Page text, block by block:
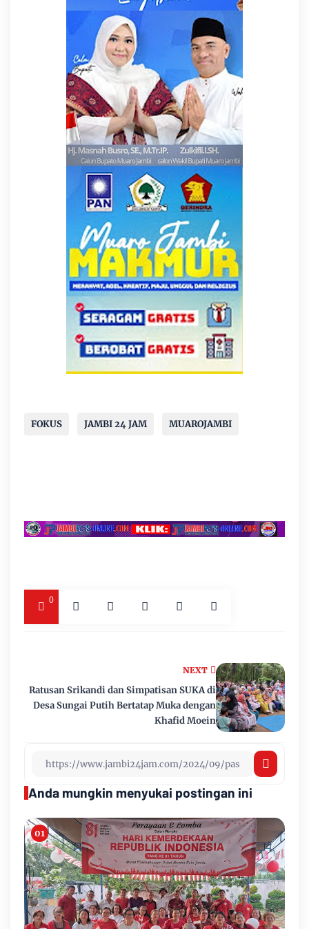
FOKUS JAMBI 24 JAM MUAROJAMBI
0
NEXT
Ratusan Srikandi dan Simpatisan SUKA di
Desa Sungai Putih Bertatap Muka dengan
Khafid Moein
Anda mungkin menyukai postingan ini